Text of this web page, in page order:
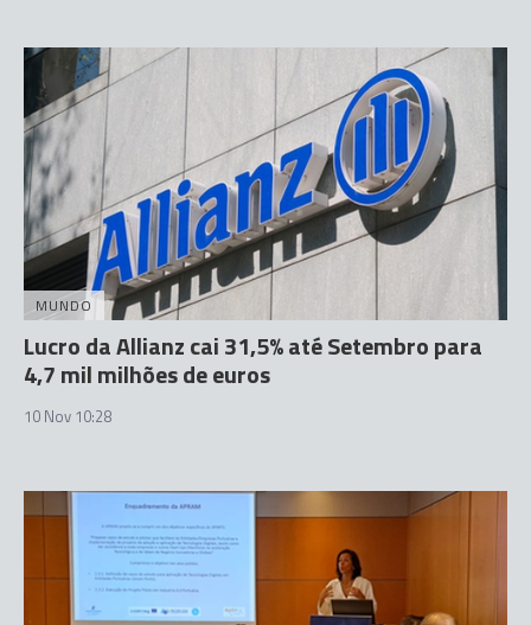
MUNDO
Lucro da Allianz cai 31,5% até Setembro para
4,7 mil milhões de euros
10 Nov 10:28